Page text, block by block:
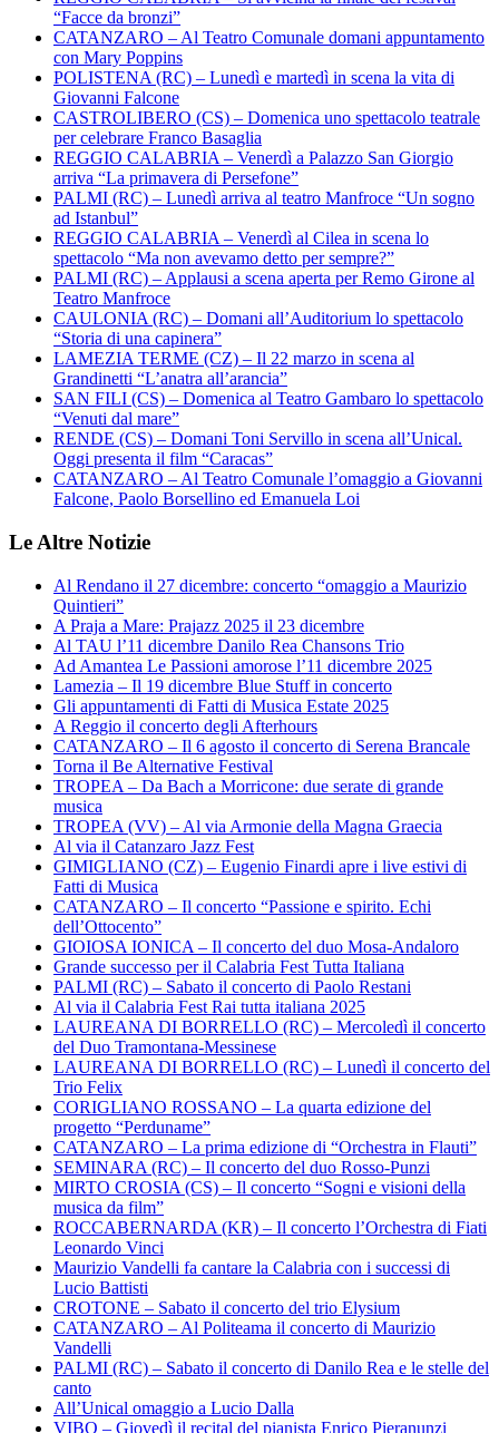
“Facce da bronzi”
CATANZARO – Al Teatro Comunale domani appuntamento
con Mary Poppins
POLISTENA (RC) – Lunedì e martedì in scena la vita di
Giovanni Falcone
CASTROLIBERO (CS) – Domenica uno spettacolo teatrale
per celebrare Franco Basaglia
REGGIO CALABRIA – Venerdì a Palazzo San Giorgio
arriva “La primavera di Persefone”
PALMI (RC) – Lunedì arriva al teatro Manfroce “Un sogno
ad Istanbul”
REGGIO CALABRIA – Venerdì al Cilea in scena lo
spettacolo “Ma non avevamo detto per sempre?”
PALMI (RC) – Applausi a scena aperta per Remo Girone al
Teatro Manfroce
CAULONIA (RC) – Domani all’Auditorium lo spettacolo
“Storia di una capinera”
LAMEZIA TERME (CZ) – Il 22 marzo in scena al
Grandinetti “L’anatra all’arancia”
SAN FILI (CS) – Domenica al Teatro Gambaro lo spettacolo
“Venuti dal mare”
RENDE (CS) – Domani Toni Servillo in scena all’Unical.
Oggi presenta il film “Caracas”
CATANZARO – Al Teatro Comunale l’omaggio a Giovanni
Falcone, Paolo Borsellino ed Emanuela Loi
Le Altre Notizie
Al Rendano il 27 dicembre: concerto “omaggio a Maurizio
Quintieri”
A Praja a Mare: Prajazz 2025 il 23 dicembre
Al TAU l’11 dicembre Danilo Rea Chansons Trio
Ad Amantea Le Passioni amorose l’11 dicembre 2025
Lamezia – Il 19 dicembre Blue Stuff in concerto
Gli appuntamenti di Fatti di Musica Estate 2025
A Reggio il concerto degli Afterhours
CATANZARO – Il 6 agosto il concerto di Serena Brancale
Torna il Be Alternative Festival
TROPEA – Da Bach a Morricone: due serate di grande
musica
TROPEA (VV) – Al via Armonie della Magna Graecia
Al via il Catanzaro Jazz Fest
GIMIGLIANO (CZ) – Eugenio Finardi apre i live estivi di
Fatti di Musica
CATANZARO – Il concerto “Passione e spirito. Echi
dell’Ottocento”
GIOIOSA IONICA – Il concerto del duo Mosa-Andaloro
Grande successo per il Calabria Fest Tutta Italiana
PALMI (RC) – Sabato il concerto di Paolo Restani
Al via il Calabria Fest Rai tutta italiana 2025
LAUREANA DI BORRELLO (RC) – Mercoledì il concerto
del Duo Tramontana-Messinese
LAUREANA DI BORRELLO (RC) – Lunedì il concerto del
Trio Felix
CORIGLIANO ROSSANO – La quarta edizione del
progetto “Perduname”
CATANZARO – La prima edizione di “Orchestra in Flauti”
SEMINARA (RC) – Il concerto del duo Rosso-Punzi
MIRTO CROSIA (CS) – Il concerto “Sogni e visioni della
musica da film”
ROCCABERNARDA (KR) – Il concerto l’Orchestra di Fiati
Leonardo Vinci
Maurizio Vandelli fa cantare la Calabria con i successi di
Lucio Battisti
CROTONE – Sabato il concerto del trio Elysium
CATANZARO – Al Politeama il concerto di Maurizio
Vandelli
PALMI (RC) – Sabato il concerto di Danilo Rea e le stelle del
canto
All’Unical omaggio a Lucio Dalla
VIBO – Giovedì il recital del pianista Enrico Pieranunzi